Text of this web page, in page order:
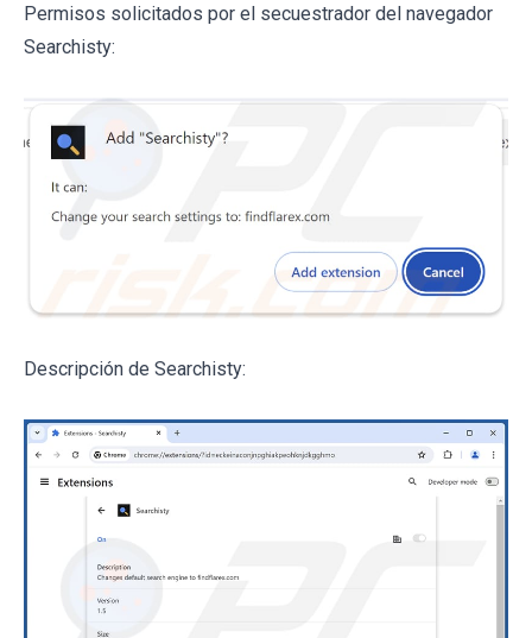
Permisos solicitados por el secuestrador del navegador
Searchisty:
Descripción de Searchisty: